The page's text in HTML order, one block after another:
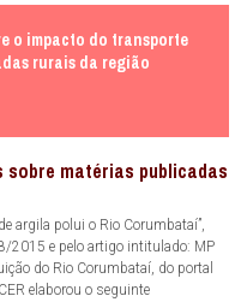
o impacto do transporte
rurais da região
sobre matérias publicadas
argila polui o Rio Corumbataí”,
2015 e pelo artigo intitulado: MP
do Rio Corumbataí, do portal
elaborou o seguinte